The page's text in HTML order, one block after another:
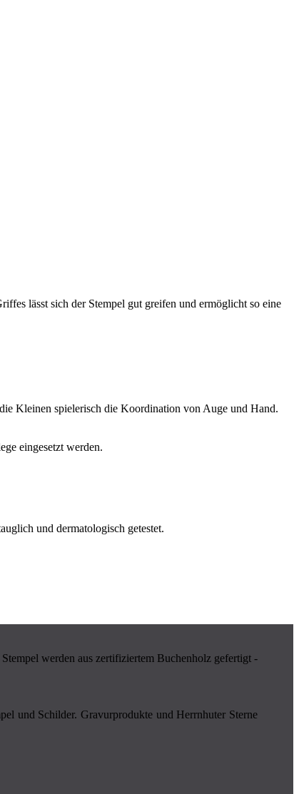
lässt sich der Stempel gut greifen und ermöglicht so eine
Kleinen spielerisch die Koordination von Auge und Hand.
eingesetzt werden.
und dermatologisch getestet.
werden aus zertifiziertem Buchenholz gefertigt -
und Schilder. Gravurprodukte und Herrnhuter Ster­­ne